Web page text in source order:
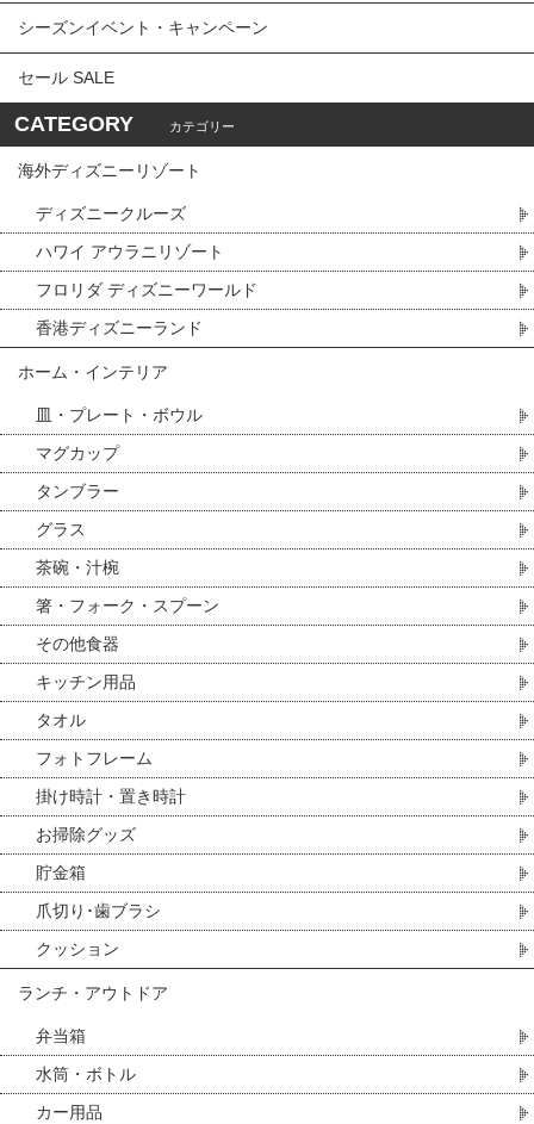
シーズンイベント・キャンペーン
セール SALE
CATEGORY カテゴリー
海外ディズニーリゾート
ディズニークルーズ
ハワイ アウラニリゾート
フロリダ ディズニーワールド
香港ディズニーランド
ホーム・インテリア
皿・プレート・ボウル
マグカップ
タンブラー
グラス
茶碗・汁椀
箸・フォーク・スプーン
その他食器
キッチン用品
タオル
フォトフレーム
掛け時計・置き時計
お掃除グッズ
貯金箱
爪切り･歯ブラシ
クッション
ランチ・アウトドア
弁当箱
水筒・ボトル
カー用品